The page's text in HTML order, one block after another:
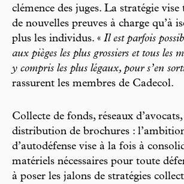
clémence des juges. La stratégie
de nouvelles preuves à charge qu’à
plus les individus. « Il est parfois
aux pièges les plus grossiers et tous les
y compris les plus légaux, pour s’en
rassurent les membres de Cadecol.
Collecte de fonds, réseaux
distribution de brochures :
d’autodéfense vise à la fois à
matériels nécessaires pour toute
à poser les jalons de stratégies